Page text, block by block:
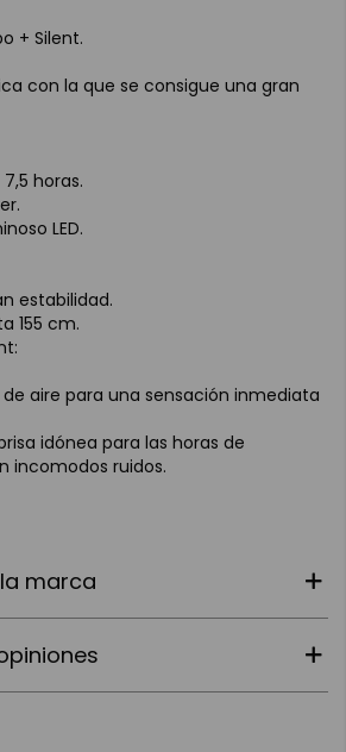
+ Silent.
con la que se consigue una gran
horas.
LED.
estabilidad.
155 cm.
de aire para una sensación inmediata
idónea para las horas de
incomodos ruidos.
marca